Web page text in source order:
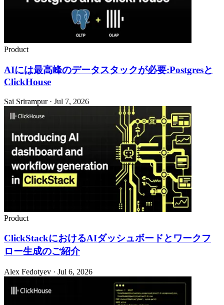
Product
AIには最高峰のデータスタックが必要:Postgresと
ClickHouse
Sai Srirampur · Jul 7, 2026
Product
ClickStackにおけるAIダッシュボードとワークフ
ロー生成のご紹介
Alex Fedotyev · Jul 6, 2026